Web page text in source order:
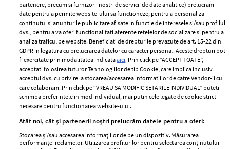
ELLE Style Awards
2024
Despre ELLE
Romania
Contact
Abonamente
Termeni si conditii
Politica de
confidențialitate
Politica de cookies
Publicitate
GSP
Unica
femei
Viva
partenere, precum si furnizorii nostri de servicii de date analitice) prelucram
date pentru a permite website-ului sa functioneze, pentru a personaliza
continutul si anunturile publicitare afisate in functie de interesele si/sau profilul
dvs., pentru a va oferi functionalitati aferente retelelor de socializare si pentru a
analiza traficul pe website. Beneficiati de drepturile prevazute de art. 15-22 din
GDPR in legatura cu prelucrarea datelor cu caracter personal. Aceste drepturi pot
fi exercitate prin modalitatea indicataaici. Prin click pe “ACCEPT TOATE”,
acceptati folosirea tuturor Tehnologiilor de tip Cookie, care implica inclusiv
acceptul dvs. cu privire la stocarea/accesarea informatiilor de catre Vendor-ii cu
care colaboram. Prin click pe “VREAU SA MODIFIC SETARILE INDIVIDUAL” puteti
schimba preferintele in mod individual, mai putin cele legate de cookie strict
necesare pentru functionarea website-ului.
Atât noi, cât și partenerii noștri prelucrăm datele pentru a oferi:
Stocarea și/sau accesarea informațiilor de pe un dispozitiv. Măsurarea
performanței reclamelor. Utilizarea profilurilor pentru selectarea conținutului